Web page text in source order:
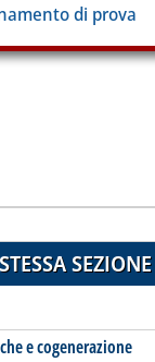
di prova
SEZIONE
e cogenerazione